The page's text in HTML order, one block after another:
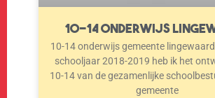
10-14 onderwijs
10-14 onderwijs gemeente
schooljaar 2018-2019 heb ik het
10-14 van de gezamenlijke
gemeente